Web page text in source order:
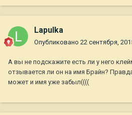
Lapulka
Опубликовано 22 сентября,
А вы не подскажите есть ли у него
отзывается ли он на имя Брайн?
может и имя уже забыл((((